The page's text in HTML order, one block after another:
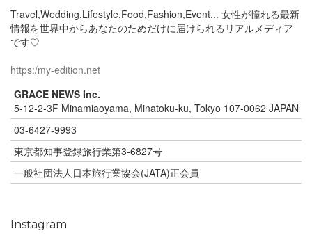
Travel,Wedding,Lifestyle,Food,Fashion,Event... 女性が憧れる最新
情報を世界中からあなたのためだけに届けられるリアルメディア
です♡
https:/my-edition.net
GRACE NEWS Inc.
5-12-2-3F Minamiaoyama, Minatoku-ku, Tokyo 107-0062 JAPAN
03-6427-9993
東京都知事登録旅行業第3-6827号
一般社団法人日本旅行業協会(JATA)正会員
Instagram